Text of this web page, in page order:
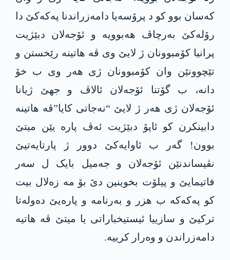
کەسان بوو کو د پرۆسەیا دامەزراندنا پەکەکێ دا
رۆلەکێ بەرچاڤ هەبوویە و ئۆجەلان دبێژیت
پرانیا کۆمبوونان ژ لایێ وی ڤە هاتینە رێخستن و
تێچوونێن وان کۆمبوونان ژی هەر وی ب خۆ
دانە، ب گۆتنا ئۆجەلان ئالاڤ و جهێ ژیانا
ئۆجەلان ژی هەر ژ لایێ “نەجاتی کایا”ڤە هاتینە
دابینکرن کو ئاپۆ دبێژیت ئەڤ پارە یێن میتێ
بوون! گەر ب ئاوایەکێ دوور ژ پارتایەتیێ
نڤیساندنێن ئۆجەلان و جەمیل بایک ل سەر
فاتیمایێ و پیلۆت بخوینین دێ بۆ مە زەلال بیت
کو پەکەکە ب هزر و بەرنامە و پارەیێ دەولەتا
ترکیێ و سازییا ئیستیخباراتی یا میتێ ڤە هاتیە
دامەزراندن و وەرار کرییە.